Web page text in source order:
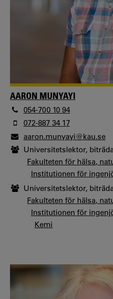
AARON MUNYAYI
054-700 10 94
072-887 34 17
aaron.munyayi@kau.se
Universitetslektor,
Fakulteten för hälsa,
Institutionen för
Universitetslektor,
Fakulteten för hälsa,
Institutionen för
Kemi